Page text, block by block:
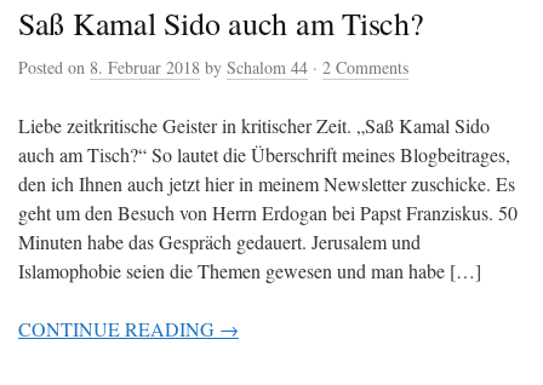
Saß Kamal Sido auch am Tisch?
Posted on 8. Februar 2018 by Schalom 44 · 2 Comments
Liebe zeitkritische Geister in kritischer Zeit. „Saß Kamal Sido
auch am Tisch?“ So lautet die Überschrift meines Blogbeitrages,
den ich Ihnen auch jetzt hier in meinem Newsletter zuschicke. Es
geht um den Besuch von Herrn Erdogan bei Papst Franziskus. 50
Minuten habe das Gespräch gedauert. Jerusalem und
Islamophobie seien die Themen gewesen und man habe […]
CONTINUE READING →